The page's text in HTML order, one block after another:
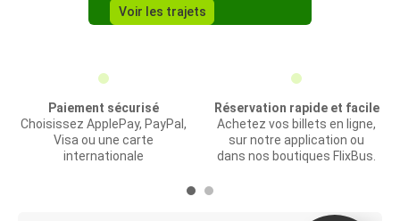
Voir les trajets
Paiement sécurisé
Choisissez ApplePay, PayPal,
Visa ou une carte
internationale
Réservation rapide et facile
Achetez vos billets en ligne,
sur notre application ou
dans nos boutiques FlixBus.